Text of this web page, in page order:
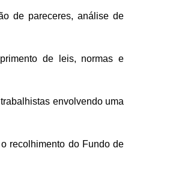
de pareceres, análise de
de leis, normas e
envolvendo uma
recolhimento do Fundo de